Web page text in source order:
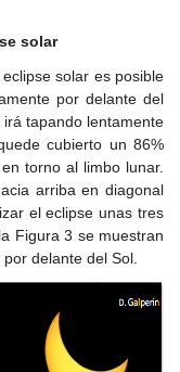
solar
solar es posible
por delante del
tapando lentamente
cubierto un 86%
torno al limbo lunar.
arriba en diagonal
el eclipse unas tres
Figura 3 se muestran
delante del Sol.